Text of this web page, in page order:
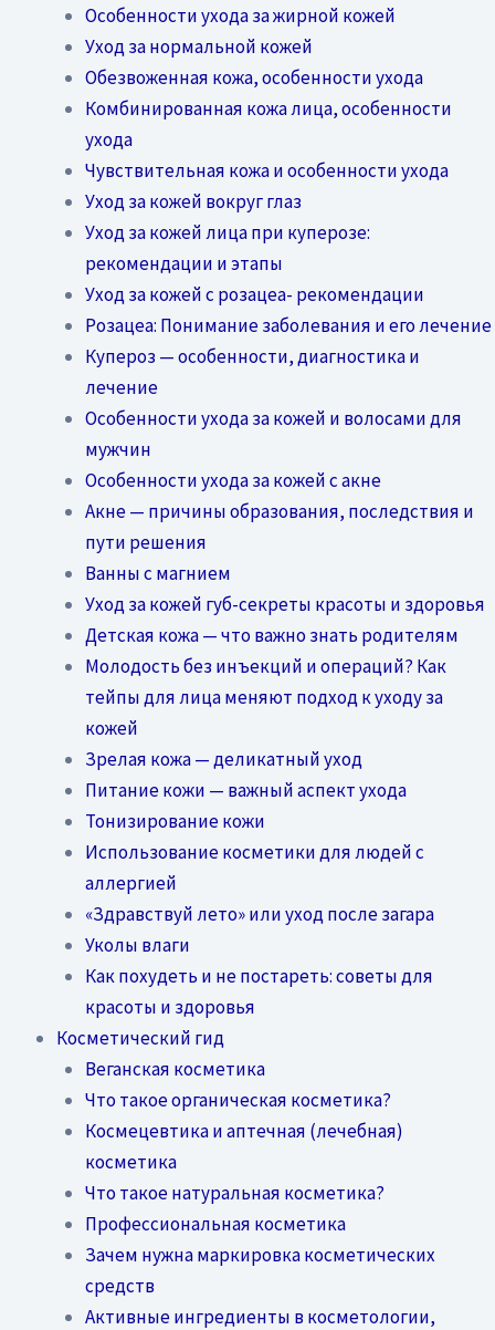
Особенности ухода за жирной кожей
Уход за нормальной кожей
Обезвоженная кожа, особенности ухода
Комбинированная кожа лица, особенности
ухода
Чувствительная кожа и особенности ухода
Уход за кожей вокруг глаз
Уход за кожей лица при куперозе:
рекомендации и этапы
Уход за кожей с розацеа- рекомендации
Розацеа: Понимание заболевания и его лечение
Купероз — особенности, диагностика и
лечение
Особенности ухода за кожей и волосами для
мужчин
Особенности ухода за кожей с акне
Акне — причины образования, последствия и
пути решения
Ванны с магнием
Уход за кожей губ-секреты красоты и здоровья
Детская кожа — что важно знать родителям
Молодость без инъекций и операций? Как
тейпы для лица меняют подход к уходу за
кожей
Зрелая кожа — деликатный уход
Питание кожи — важный аспект ухода
Тонизирование кожи
Использование косметики для людей с
аллергией
«Здравствуй лето» или уход после загара
Уколы влаги
Как похудеть и не постареть: советы для
красоты и здоровья
Косметический гид
Веганская косметика
Что такое органическая косметика?
Космецевтика и аптечная (лечебная)
косметика
Что такое натуральная косметика?
Профессиональная косметика
Зачем нужна маркировка косметических
средств
Активные ингредиенты в косметологии,